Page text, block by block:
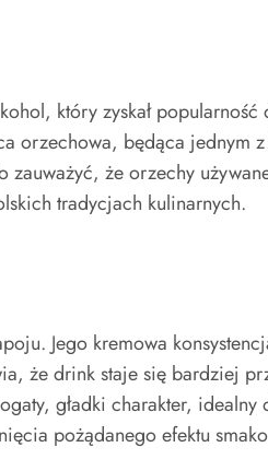
który zyskał
będąca jednym
że orzechy
tradycjach kulinarnych.
Jego kremowa
że drink staje się bardziej
gładki charakter,
pożądanego efektu